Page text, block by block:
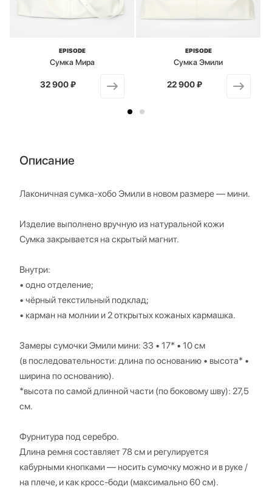
EPISODE
Сумка Мира
от
32 900 ₽
EPISODE
Сумка Эмили
от
22 900 ₽
Описание
Лаконичная сумка-хобо Эмили в новом размере — мини.
Изделие выполнено вручную из натуральной кожи
Сумка закрывается на скрытый магнит.
Внутри:
• одно отделение;
• чёрный текстильный подклад;
• карман на молнии и 2 открытых кожаных кармашка.
Замеры сумочки Эмили мини: 33 • 17* • 10 см
(в последовательности: длина по основанию • высота* •
ширина по основанию).
*высота по самой длинной части (по боковому шву): 27,5
см.
Фурнитура под серебро.
Длина ремня составляет 78 см и регулируется
кабурными кнопками — носить сумочку можно и в руке /
на плече, и как кросс-боди (максимально 60 см).